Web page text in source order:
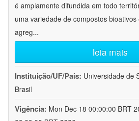
é amplamente difundida em todo
uma variedade de compostos
agreg...
leia mais
Instituição/UF/País: Universidade de
Brasil
Vigência: Mon Dec 18 00:00:00 BRT